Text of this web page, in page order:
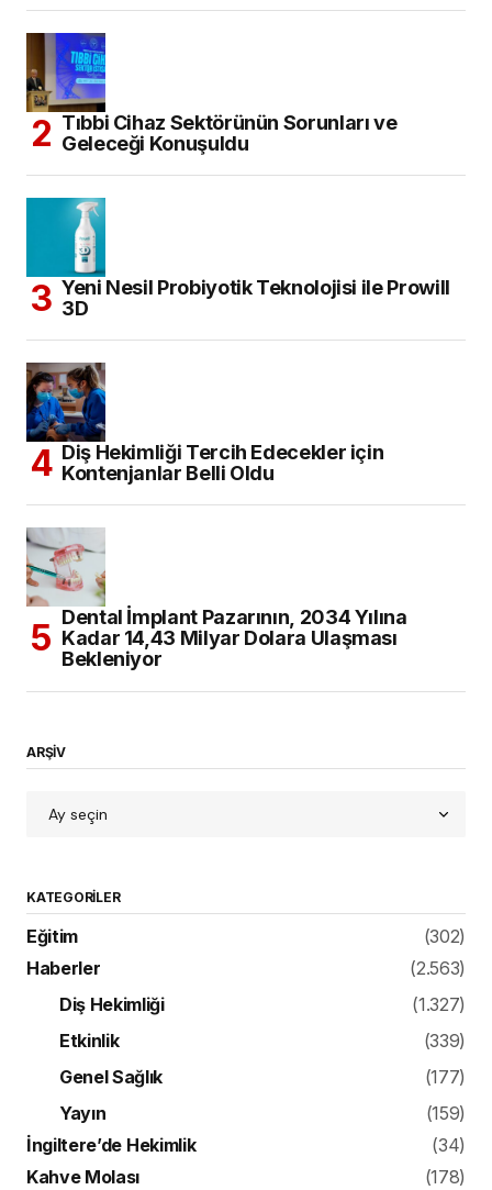
Tıbbi Cihaz Sektörünün Sorunları ve
Geleceği Konuşuldu
Yeni Nesil Probiyotik Teknolojisi ile Prowill
3D
Diş Hekimliği Tercih Edecekler için
Kontenjanlar Belli Oldu
Dental İmplant Pazarının, 2034 Yılına
Kadar 14,43 Milyar Dolara Ulaşması
Bekleniyor
ARŞİV
KATEGORILER
Eğitim
(302)
Haberler
(2.563)
Diş Hekimliği
(1.327)
Etkinlik
(339)
Genel Sağlık
(177)
Yayın
(159)
İngiltere’de Hekimlik
(34)
Kahve Molası
(178)